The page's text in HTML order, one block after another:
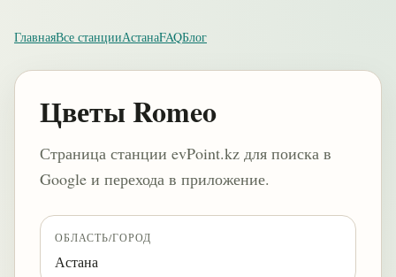
ГлавнаяВсе станцииАстанаFAQБлог
Цветы Romeo
Страница станции evPoint.kz для поиска в
Google и перехода в приложение.
ОБЛАСТЬ/ГОРОД
Астана